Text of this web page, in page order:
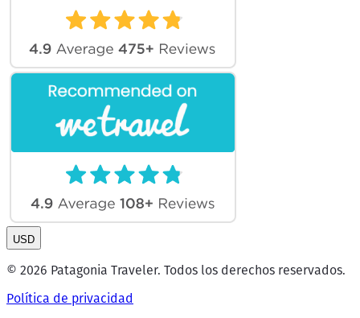
USD
© 2026 Patagonia Traveler. Todos los derechos reservados.
Política de privacidad